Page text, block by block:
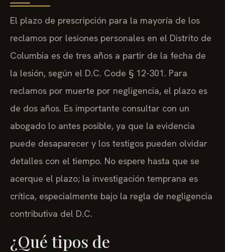
El plazo de prescripción para la mayoría de los
reclamos por lesiones personales en el Distrito de
Columbia es de tres años a partir de la fecha de
la lesión, según el D.C. Code § 12-301. Para
reclamos por muerte por negligencia, el plazo es
de dos años. Es importante consultar con un
abogado lo antes posible, ya que la evidencia
puede desaparecer y los testigos pueden olvidar
detalles con el tiempo. No espere hasta que se
acerque el plazo; la investigación temprana es
crítica, especialmente bajo la regla de negligencia
contributiva del D.C.
¿Qué tipos de